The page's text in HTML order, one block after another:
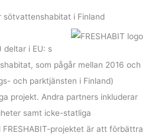
sötvattenshabitat i Finland
deltar i EU: s
som pågår mellan 2016 och
och parktjänsten i Finland)
projekt. Andra partners inkluderar
samt icke-statliga
projektet är att förbättra